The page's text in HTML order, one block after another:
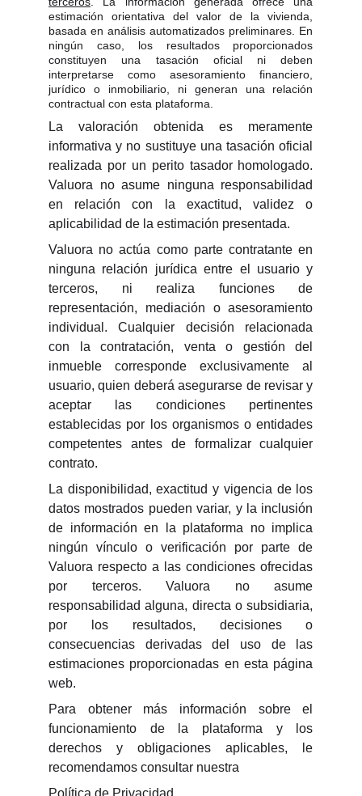
estimación orientativa del valor de la vivienda,
basada en análisis automatizados preliminares. En
ningún caso, los resultados proporcionados
constituyen una tasación oficial ni deben
interpretarse como asesoramiento financiero,
jurídico o inmobiliario, ni generan una relación
contractual con esta plataforma.
La valoración obtenida es meramente
informativa y no sustituye una tasación oficial
realizada por un perito tasador homologado.
Valuora no asume ninguna responsabilidad
en relación con la exactitud, validez o
aplicabilidad de la estimación presentada.
Valuora no actúa como parte contratante en
ninguna relación jurídica entre el usuario y
terceros, ni realiza funciones de
representación, mediación o asesoramiento
individual. Cualquier decisión relacionada
con la contratación, venta o gestión del
inmueble corresponde exclusivamente al
usuario, quien deberá asegurarse de revisar y
aceptar las condiciones pertinentes
establecidas por los organismos o entidades
competentes antes de formalizar cualquier
contrato.
La disponibilidad, exactitud y vigencia de los
datos mostrados pueden variar, y la inclusión
de información en la plataforma no implica
ningún vínculo o verificación por parte de
Valuora respecto a las condiciones ofrecidas
por terceros. Valuora no asume
responsabilidad alguna, directa o subsidiaria,
por los resultados, decisiones o
consecuencias derivadas del uso de las
estimaciones proporcionadas en esta página
web.
Para obtener más información sobre el
funcionamiento de la plataforma y los
derechos y obligaciones aplicables, le
recomendamos consultar nuestra
Política de Privacidad